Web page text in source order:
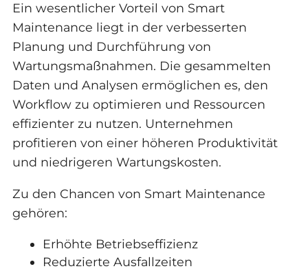
Ein wesentlicher Vorteil von Smart
Maintenance liegt in der verbesserten
Planung und Durchführung von
Wartungsmaßnahmen. Die gesammelten
Daten und Analysen ermöglichen es, den
Workflow zu optimieren und Ressourcen
effizienter zu nutzen. Unternehmen
profitieren von einer höheren Produktivität
und niedrigeren Wartungskosten.
Zu den Chancen von Smart Maintenance
gehören:
Erhöhte Betriebseffizienz
Reduzierte Ausfallzeiten